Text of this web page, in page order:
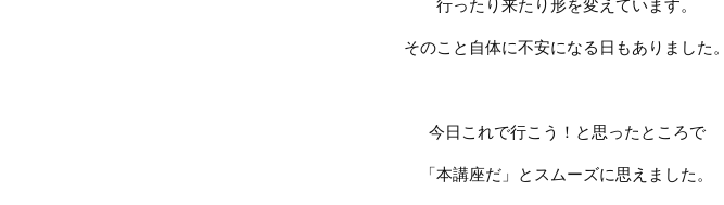
行ったり来たり形を変えています。
そのこと自体に不安になる日もありました。
今日これで行こう！と思ったところで
「本講座だ」とスムーズに思えました。